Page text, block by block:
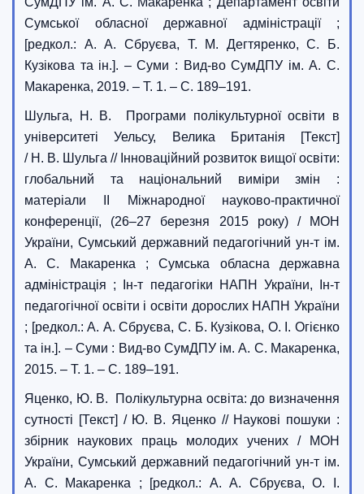
Сумської обласної державної адміністрації ;
[редкол.: А. А. Сбруєва, Т. М. Дегтяренко, С. Б.
Кузікова та ін.]. – Суми : Вид-во СумДПУ ім. А. С.
Макаренка, 2019. – Т. 1. – С. 189–191.
Шульга, Н. В. Програми полікультурної освіти в
університеті Уельсу, Велика Британія [Текст]
/ Н. В. Шульга // Інноваційний розвиток вищої освіти:
глобальний та національний виміри змін :
матеріали II Міжнародної науково-практичної
конференції, (26–27 березня 2015 року) / МОН
України, Сумський державний педагогічний ун-т ім.
А. С. Макаренка ; Сумська обласна державна
адміністрація ; Ін-т педагогіки НАПН України, Ін-т
педагогічної освіти і освіти дорослих НАПН України
; [редкол.: А. А. Сбруєва, С. Б. Кузікова, О. І. Огієнко
та ін.]. – Суми : Вид-во СумДПУ ім. А. С. Макаренка,
2015. – Т. 1. – С. 189–191.
Яценко, Ю. В. Полікультурна освіта: до визначення
сутності [Текст] / Ю. В. Яценко // Наукові пошуки :
збірник наукових праць молодих учених / МОН
України, Сумський державний педагогічний ун-т ім.
А. С. Макаренка ; [редкол.: А. А. Сбруєва, О. І.